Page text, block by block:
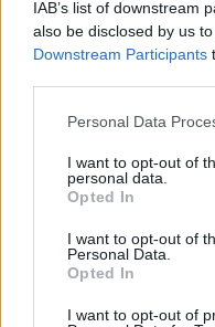
IAB’s list of downstream
also be disclosed by us
Downstream Participants
Please note that this
not limited to your visit or
grant or deny consent to
use your data for below
consent section.
Personal Data
I want to opt-out of
personal data.
Opted In
I want to opt-out of
Personal Data.
Opted In
I want to opt-out of